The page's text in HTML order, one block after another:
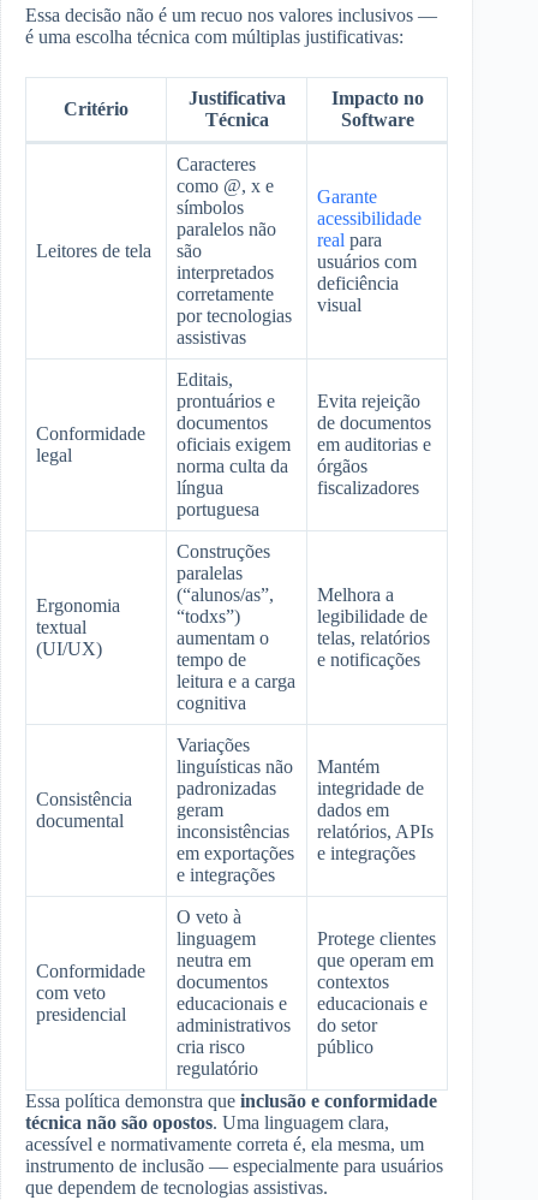
Essa decisão não é um recuo nos valores inclusivos —
é uma escolha técnica com múltiplas justificativas:
Critério
Justificativa
Técnica
Impacto no
Software
Leitores de tela
Caracteres
como @, x e
símbolos
paralelos não
são
interpretados
corretamente
por tecnologias
assistivas
Garante
acessibilidade
real para
usuários com
deficiência
visual
Conformidade
legal
Editais,
prontuários e
documentos
oficiais exigem
norma culta da
língua
portuguesa
Evita rejeição
de documentos
em auditorias e
órgãos
fiscalizadores
Ergonomia
textual
(UI/UX)
Construções
paralelas
(“alunos/as”,
“todxs”)
aumentam o
tempo de
leitura e a carga
cognitiva
Melhora a
legibilidade de
telas, relatórios
e notificações
Consistência
documental
Variações
linguísticas não
padronizadas
geram
inconsistências
em exportações
e integrações
Mantém
integridade de
dados em
relatórios, APIs
e integrações
Conformidade
com veto
presidencial
O veto à
linguagem
neutra em
documentos
educacionais e
administrativos
cria risco
regulatório
Protege clientes
que operam em
contextos
educacionais e
do setor
público
Essa política demonstra que inclusão e conformidade
técnica não são opostos. Uma linguagem clara,
acessível e normativamente correta é, ela mesma, um
instrumento de inclusão — especialmente para usuários
que dependem de tecnologias assistivas.